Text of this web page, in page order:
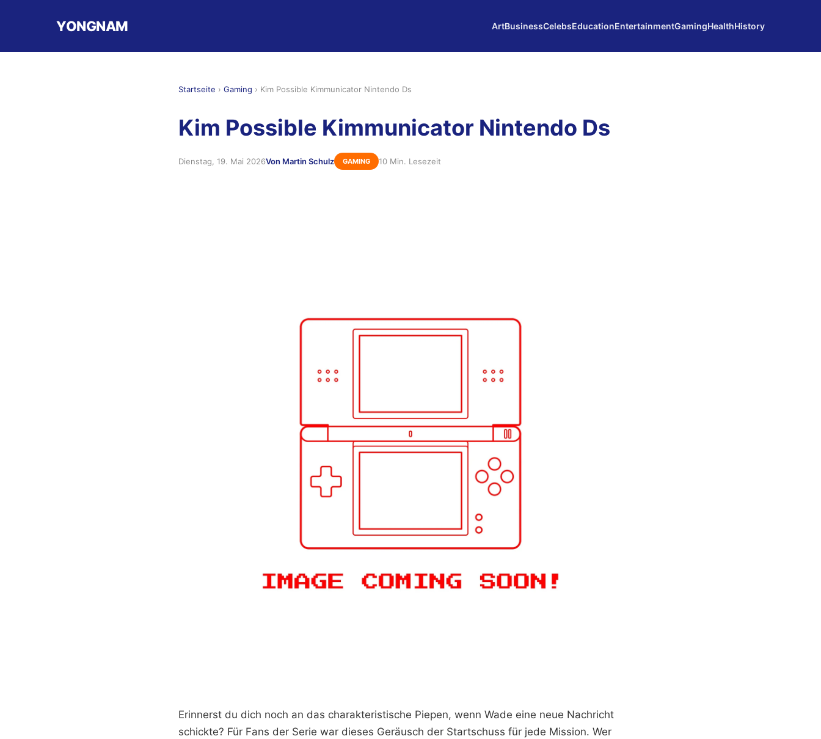
YONGNAM ArtBusinessCelebsEducationEntertainmentGamingHealthHistory
Startseite › Gaming › Kim Possible Kimmunicator Nintendo Ds
Kim Possible Kimmunicator Nintendo Ds
Dienstag, 19. Mai 2026Von Martin Schulz GAMING 10 Min. Lesezeit
Erinnerst du dich noch an das charakteristische Piepen, wenn Wade eine neue Nachricht
schickte? Für Fans der Serie war dieses Geräusch der Startschuss für jede Mission. Wer